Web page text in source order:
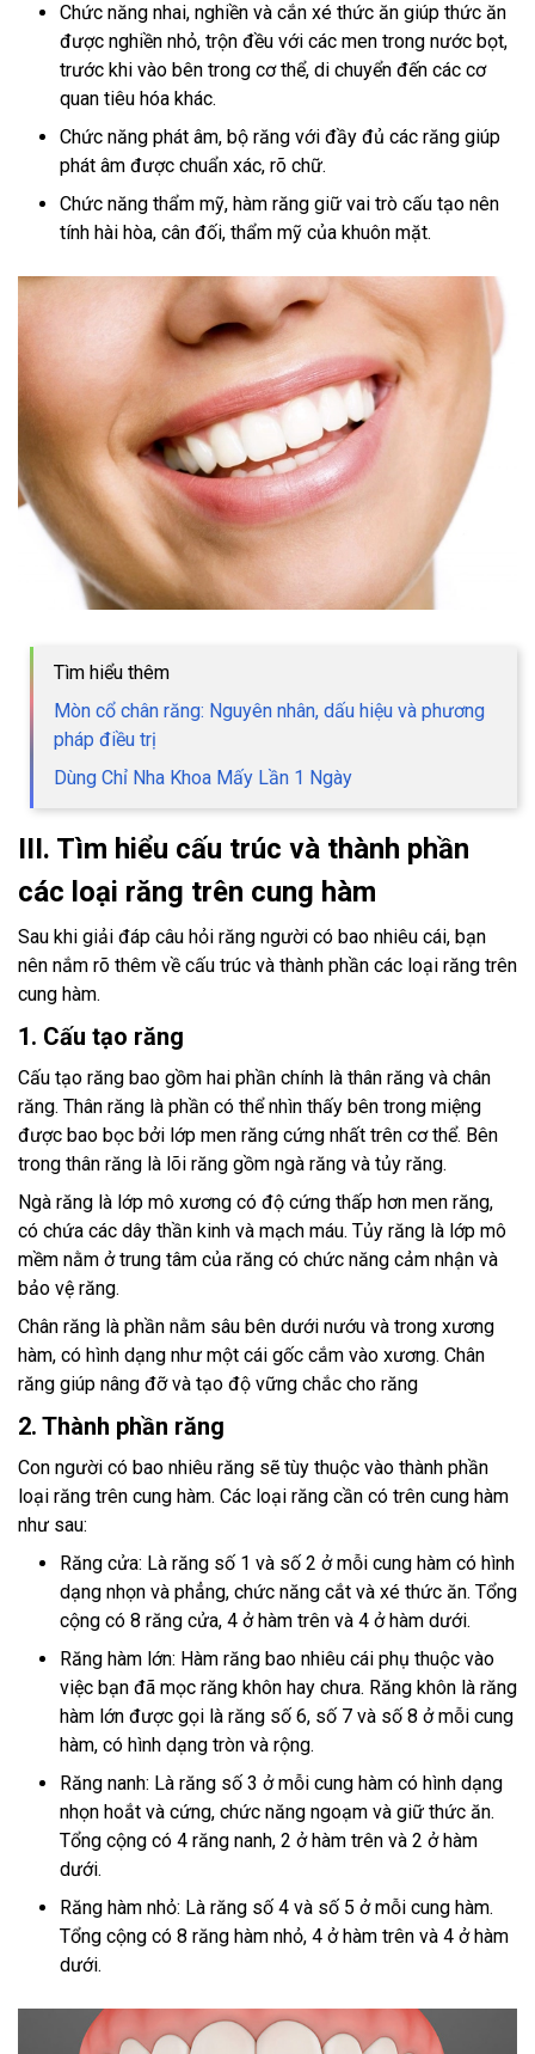
Chức năng nhai, nghiền và cắn xé thức ăn giúp thức ăn
được nghiền nhỏ, trộn đều với các men trong nước bọt,
trước khi vào bên trong cơ thể, di chuyển đến các cơ
quan tiêu hóa khác.
Chức năng phát âm, bộ răng với đầy đủ các răng giúp
phát âm được chuẩn xác, rõ chữ.
Chức năng thẩm mỹ, hàm răng giữ vai trò cấu tạo nên
tính hài hòa, cân đối, thẩm mỹ của khuôn mặt.
Tìm hiểu thêm
Mòn cổ chân răng: Nguyên nhân, dấu hiệu và phương
pháp điều trị
Dùng Chỉ Nha Khoa Mấy Lần 1 Ngày
III. Tìm hiểu cấu trúc và thành phần
các loại răng trên cung hàm
Sau khi giải đáp câu hỏi răng người có bao nhiêu cái, bạn
nên nắm rõ thêm về cấu trúc và thành phần các loại răng trên
cung hàm.
1. Cấu tạo răng
Cấu tạo răng bao gồm hai phần chính là thân răng và chân
răng. Thân răng là phần có thể nhìn thấy bên trong miệng
được bao bọc bởi lớp men răng cứng nhất trên cơ thể. Bên
trong thân răng là lõi răng gồm ngà răng và tủy răng.
Ngà răng là lớp mô xương có độ cứng thấp hơn men răng,
có chứa các dây thần kinh và mạch máu. Tủy răng là lớp mô
mềm nằm ở trung tâm của răng có chức năng cảm nhận và
bảo vệ răng.
Chân răng là phần nằm sâu bên dưới nướu và trong xương
hàm, có hình dạng như một cái gốc cắm vào xương. Chân
răng giúp nâng đỡ và tạo độ vững chắc cho răng
2. Thành phần răng
Con người có bao nhiêu răng sẽ tùy thuộc vào thành phần
loại răng trên cung hàm. Các loại răng cần có trên cung hàm
như sau:
Răng cửa: Là răng số 1 và số 2 ở mỗi cung hàm có hình
dạng nhọn và phẳng, chức năng cắt và xé thức ăn. Tổng
cộng có 8 răng cửa, 4 ở hàm trên và 4 ở hàm dưới.
Răng hàm lớn: Hàm răng bao nhiêu cái phụ thuộc vào
việc bạn đã mọc răng khôn hay chưa. Răng khôn là răng
hàm lớn được gọi là răng số 6, số 7 và số 8 ở mỗi cung
hàm, có hình dạng tròn và rộng.
Răng nanh: Là răng số 3 ở mỗi cung hàm có hình dạng
nhọn hoắt và cứng, chức năng ngoạm và giữ thức ăn.
Tổng cộng có 4 răng nanh, 2 ở hàm trên và 2 ở hàm
dưới.
Răng hàm nhỏ: Là răng số 4 và số 5 ở mỗi cung hàm.
Tổng cộng có 8 răng hàm nhỏ, 4 ở hàm trên và 4 ở hàm
dưới.